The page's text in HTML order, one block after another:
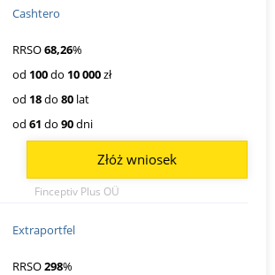
Cashtero
RRSO68,26%
od 100do 10 000zł
od 18do 80 lat
od 61 do 90dni
Finceptiv Plus OÜ
Złóż wniosek
Extraportfel
RRSO298%